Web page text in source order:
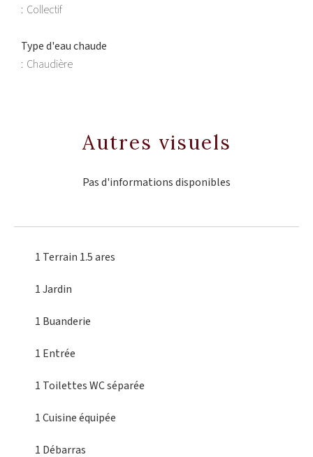
Collectif
Type d'eau chaude
Chaudière
Autres visuels
Pas d'informations disponibles
1 Terrain 1.5 ares
1 Jardin
1 Buanderie
1 Entrée
1 ToilettesWC séparée
1 Cuisine équipée
1 Débarras